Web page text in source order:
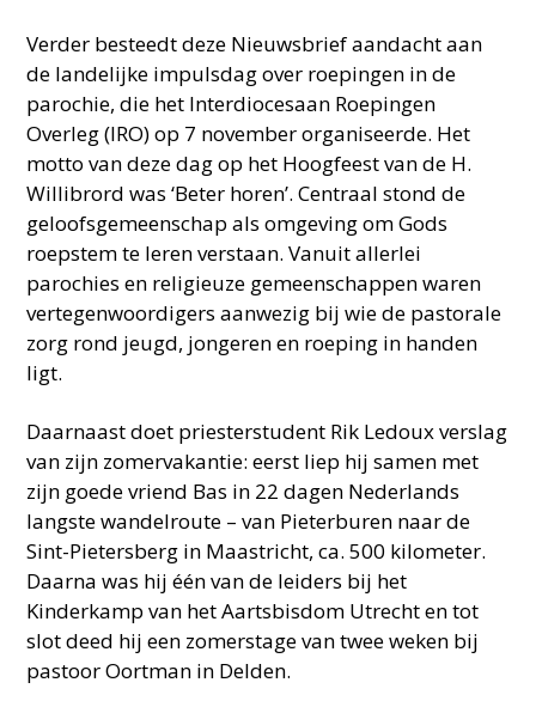
Verder besteedt deze Nieuwsbrief aandacht aan
de landelijke impulsdag over roepingen in de
parochie, die het Interdiocesaan Roepingen
Overleg (IRO) op 7 november organiseerde. Het
motto van deze dag op het Hoogfeest van de H.
Willibrord was ‘Beter horen’. Centraal stond de
geloofsgemeenschap als omgeving om Gods
roepstem te leren verstaan. Vanuit allerlei
parochies en religieuze gemeenschappen waren
vertegenwoordigers aanwezig bij wie de pastorale
zorg rond jeugd, jongeren en roeping in handen
ligt.
Daarnaast doet priesterstudent Rik Ledoux verslag
van zijn zomervakantie: eerst liep hij samen met
zijn goede vriend Bas in 22 dagen Nederlands
langste wandelroute – van Pieterburen naar de
Sint-Pietersberg in Maastricht, ca. 500 kilometer.
Daarna was hij één van de leiders bij het
Kinderkamp van het Aartsbisdom Utrecht en tot
slot deed hij een zomerstage van twee weken bij
pastoor Oortman in Delden.